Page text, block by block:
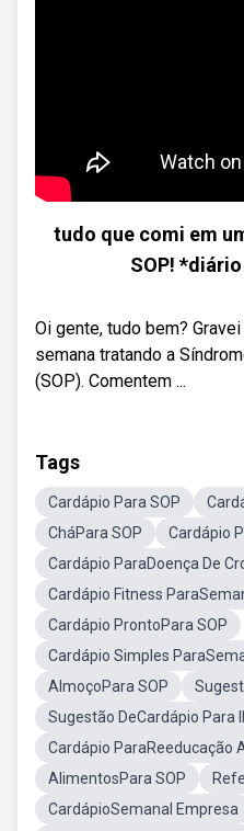
tudo que comi em
SOP! *diário
Oi gente, tudo bem?
semana tratando a
(SOP). Comentem ...
Tags
Cardápio Para SOP
CháPara SOP
Cardápio
Cardápio ParaDoença De
Cardápio Fitness
Cardápio ProntoPara SOP
Cardápio Simples
AlmoçoPara SOP
Sugestão DeCardápio Para
Cardápio ParaReeducação
AlimentosPara SOP
CardápioSemanal Empresa